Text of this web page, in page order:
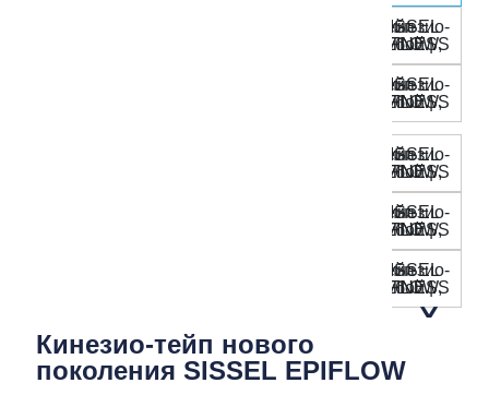
Кинезио-тейп нового
поколения SISSEL EPIFLOW